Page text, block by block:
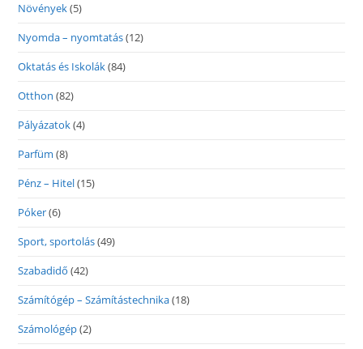
Növények(5)
Nyomda – nyomtatás(12)
Oktatás és Iskolák(84)
Otthon (82)
Pályázatok(4)
Parfüm (8)
Pénz – Hitel(15)
Póker(6)
Sport, sportolás(49)
Szabadidő (42)
Számítógép – Számítástechnika(18)
Számológép(2)